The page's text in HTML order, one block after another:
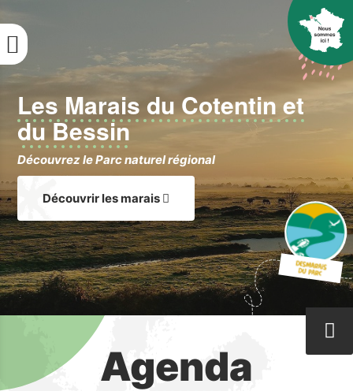
contenu
principal
Les Marais du Cotentin et
du Bessin
Découvrez le Parc naturel régional
Découvrir les marais
Agenda